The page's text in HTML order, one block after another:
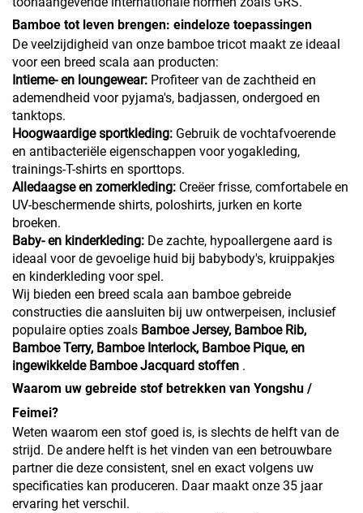
Bamboe tot leven brengen: eindeloze toepassingen
De veelzijdigheid van onze bamboe tricot maakt ze ideaal
voor een breed scala aan producten:
Intieme- en loungewear: Profiteer van de zachtheid en
ademendheid voor pyjama's, badjassen, ondergoed en
tanktops.
Hoogwaardige sportkleding: Gebruik de vochtafvoerende
en antibacteriële eigenschappen voor yogakleding,
trainings-T-shirts en sporttops.
Alledaagse en zomerkleding: Creëer frisse, comfortabele en
UV-beschermende shirts, poloshirts, jurken en korte
broeken.
Baby- en kinderkleding: De zachte, hypoallergene aard is
ideaal voor de gevoelige huid bij babybody's, kruippakjes
en kinderkleding voor spel.
Wij bieden een breed scala aan bamboe gebreide
constructies die aansluiten bij uw ontwerpeisen, inclusief
populaire opties zoals Bamboe Jersey, Bamboe Rib,
Bamboe Terry, Bamboe Interlock, Bamboe Pique, en
ingewikkelde Bamboe Jacquard stoffen .
Waarom uw gebreide stof betrekken van Yongshu /
Feimei?
Weten waarom een stof goed is, is slechts de helft van de
strijd. De andere helft is het vinden van een betrouwbare
partner die deze consistent, snel en exact volgens uw
specificaties kan produceren. Daar maakt onze 35 jaar
ervaring het verschil.